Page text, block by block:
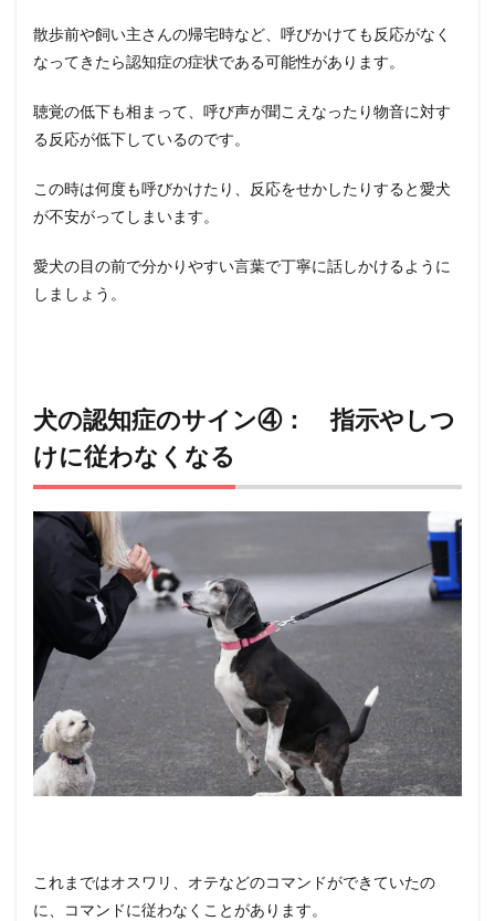
散歩前や飼い主さんの帰宅時など、呼びかけても反応がなく
なってきたら認知症の症状である可能性があります。
聴覚の低下も相まって、呼び声が聞こえなったり物音に対す
る反応が低下しているのです。
この時は何度も呼びかけたり、反応をせかしたりすると愛犬
が不安がってしまいます。
愛犬の目の前で分かりやすい言葉で丁寧に話しかけるように
しましょう。
犬の認知症のサイン④： 指示やしつ
けに従わなくなる
これまではオスワリ、オテなどのコマンドができていたの
に、コマンドに従わなくことがあります。